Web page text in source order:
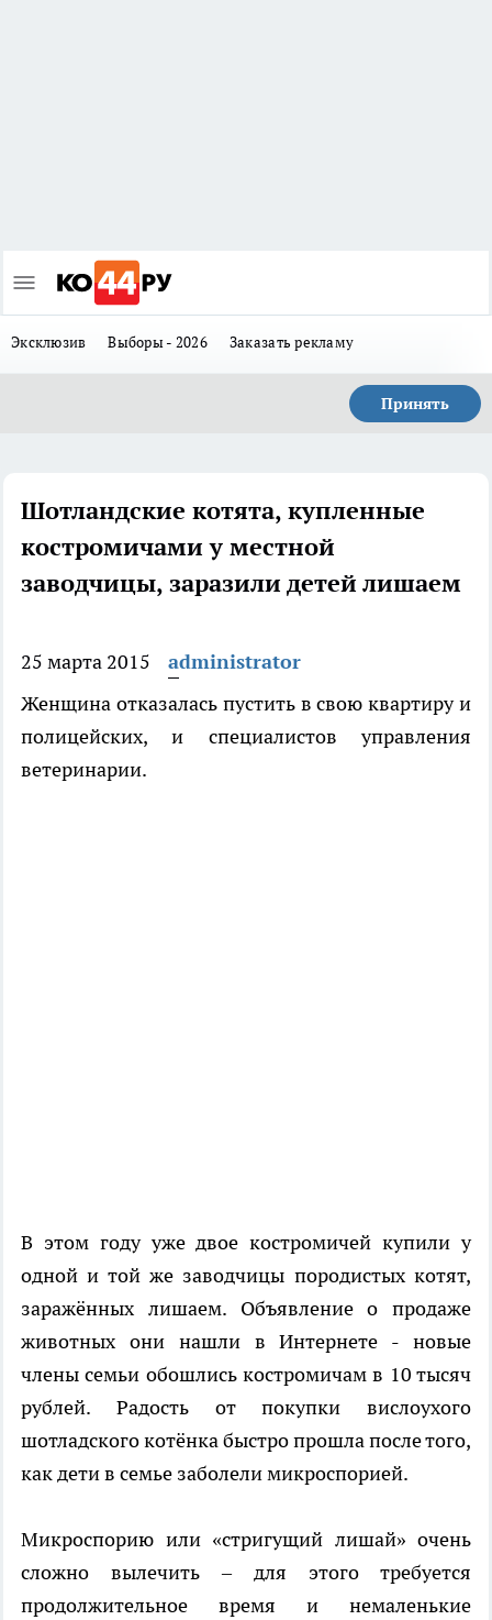
Эксклюзив Выборы - 2026 Заказать рекламу
Принять
Шотландские котята, купленные
костромичами у местной
заводчицы, заразили детей лишаем
25 марта 2015
administrator
Женщина отказалась пустить в свою квартиру и
полицейских, и специалистов управления
ветеринарии.
В этом году уже двое костромичей купили у
одной и той же заводчицы породистых котят,
заражённых лишаем. Объявление о продаже
животных они нашли в Интернете - новые
члены семьи обошлись костромичам в 10 тысяч
рублей. Радость от покупки вислоухого
шотладского котёнка быстро прошла после того,
как дети в семье заболели микроспорией.
Микроспорию или «стригущий лишай» очень
сложно вылечить – для этого требуется
продолжительное время и немаленькие